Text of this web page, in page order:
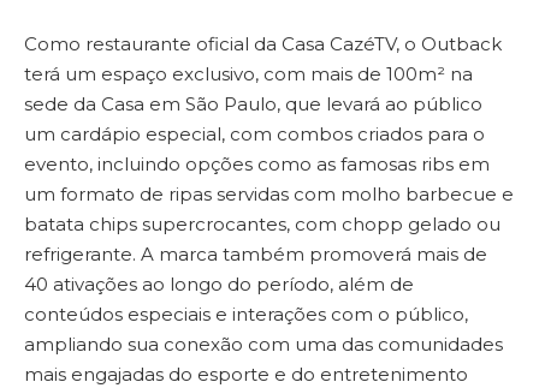
Como restaurante oficial da Casa CazéTV, o Outback
terá um espaço exclusivo, com mais de 100m² na
sede da Casa em São Paulo, que levará ao público
um cardápio especial, com combos criados para o
evento, incluindo opções como as famosas ribs em
um formato de ripas servidas com molho barbecue e
batata chips supercrocantes, com chopp gelado ou
refrigerante. A marca também promoverá mais de
40 ativações ao longo do período, além de
conteúdos especiais e interações com o público,
ampliando sua conexão com uma das comunidades
mais engajadas do esporte e do entretenimento